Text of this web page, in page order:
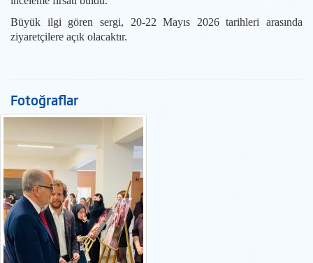
Büyük ilgi gören sergi, 20-22 Mayıs 2026 tarihleri arasında
ziyaretçilere açık olacaktır.
Fotoğraflar